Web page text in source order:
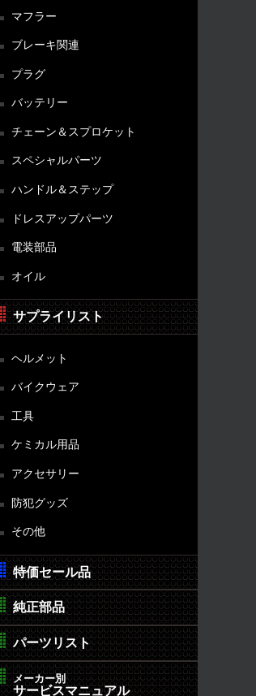
マフラー
ブレーキ関連
プラグ
バッテリー
チェーン＆スプロケット
スペシャルパーツ
ハンドル＆ステップ
ドレスアップパーツ
電装部品
オイル
サプライリスト
ヘルメット
バイクウェア
工具
ケミカル用品
アクセサリー
防犯グッズ
その他
特価セール品
純正部品
パーツリスト
メーカー別
サービスマニュアル